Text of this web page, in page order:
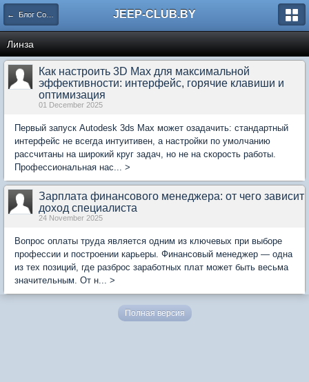
← Блог Сообщества JEEP-CLUB.BY
Линза
Как настроить 3D Max для максимальной
эффективности: интерфейс, горячие клавиши и
оптимизация
01 December 2025
Первый запуск Autodesk 3ds Max может озадачить: стандартный
интерфейс не всегда интуитивен, а настройки по умолчанию
рассчитаны на широкий круг задач, но не на скорость работы.
Профессиональная нас... >
Зарплата финансового менеджера: от чего зависит
доход специалиста
24 November 2025
Вопрос оплаты труда является одним из ключевых при выборе
профессии и построении карьеры. Финансовый менеджер — одна
из тех позиций, где разброс заработных плат может быть весьма
значительным. От н... >
Полная версия